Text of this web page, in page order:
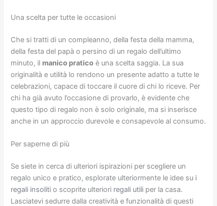
Una scelta per tutte le occasioni
Che si tratti di un compleanno, della festa della mamma,
della festa del papà o persino di un regalo dell’ultimo
minuto, il manico pratico è una scelta saggia. La sua
originalità e utilità lo rendono un presente adatto a tutte le
celebrazioni, capace di toccare il cuore di chi lo riceve. Per
chi ha già avuto l’occasione di provarlo, è evidente che
questo tipo di regalo non è solo originale, ma si inserisce
anche in un approccio durevole e consapevole al consumo.
Per saperne di più
Se siete in cerca di ulteriori ispirazioni per scegliere un
regalo unico e pratico, esplorate ulteriormente le idee su i
regali insoliti o scoprite ulteriori regali utili per la casa.
Lasciatevi sedurre dalla creatività e funzionalità di questi